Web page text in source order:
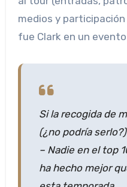
medios y
fue Clark en un
Si la recogida de
(¿no podría
– Nadie en el top
ha hecho mejor